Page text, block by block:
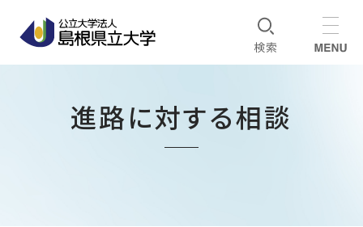
進路に対する相談